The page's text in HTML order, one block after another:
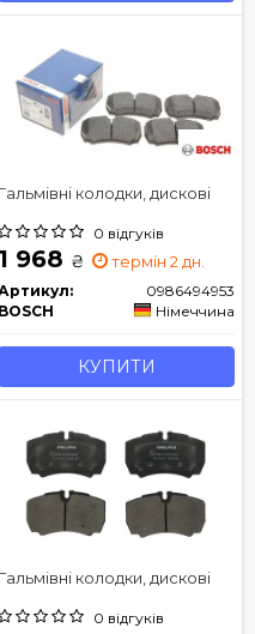
Гальмівні колодки, дискові
0 відгуків
1 968 ₴ термін 2 дн.
0986494953
BOSCH
Німеччина
КУПИТИ
Гальмівні колодки, дискові
0 відгуків